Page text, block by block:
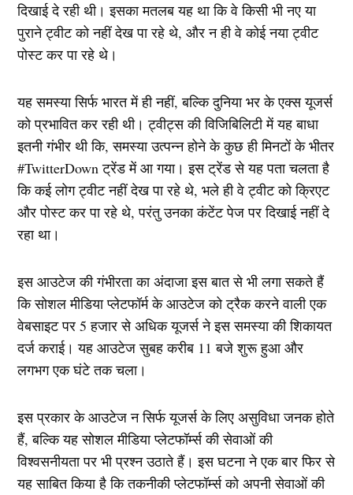
दिखाई दे रही थी। इसका मतलब यह था कि वे किसी भी नए या
पुराने ट्वीट को नहीं देख पा रहे थे, और न ही वे कोई नया ट्वीट
पोस्ट कर पा रहे थे।
यह समस्या सिर्फ भारत में ही नहीं, बल्कि दुनिया भर के एक्स यूजर्स
को प्रभावित कर रही थी। ट्वीट्स की विजिबिलिटी में यह बाधा
इतनी गंभीर थी कि, समस्या उत्पन्न होने के कुछ ही मिनटों के भीतर
#TwitterDown ट्रेंड में आ गया। इस ट्रेंड से यह पता चलता है
कि कई लोग ट्वीट नहीं देख पा रहे थे, भले ही वे ट्वीट को क्रिएट
और पोस्ट कर पा रहे थे, परंतु उनका कंटेंट पेज पर दिखाई नहीं दे
रहा था।
इस आउटेज की गंभीरता का अंदाजा इस बात से भी लगा सकते हैं
कि सोशल मीडिया प्लेटफॉर्म के आउटेज को ट्रैक करने वाली एक
वेबसाइट पर 5 हजार से अधिक यूजर्स ने इस समस्या की शिकायत
दर्ज कराई। यह आउटेज सुबह करीब 11 बजे शुरू हुआ और
लगभग एक घंटे तक चला।
इस प्रकार के आउटेज न सिर्फ यूजर्स के लिए असुविधा जनक होते
हैं, बल्कि यह सोशल मीडिया प्लेटफॉर्म्स की सेवाओं की
विश्वसनीयता पर भी प्रश्न उठाते हैं। इस घटना ने एक बार फिर से
यह साबित किया है कि तकनीकी प्लेटफॉर्म्स को अपनी सेवाओं की